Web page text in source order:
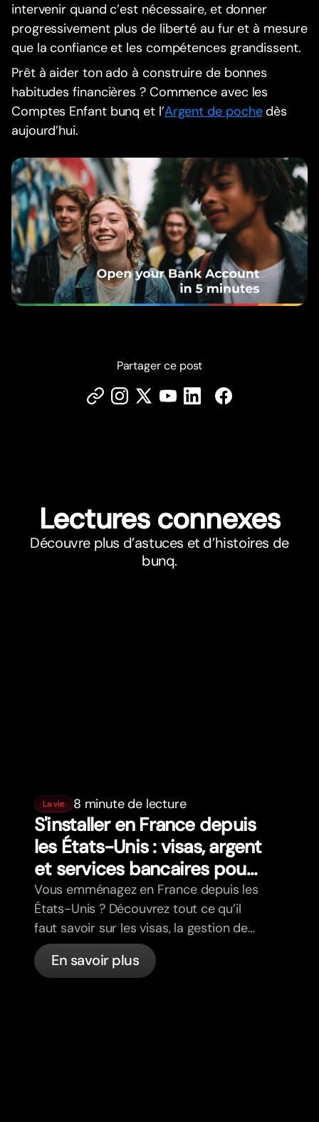
intervenir quand c’est nécessaire, et donner
progressivement plus de liberté au fur et à mesure
que la confiance et les compétences grandissent.
Prêt à aider ton ado à construire de bonnes
habitudes financières ? Commence avec les
Comptes Enfant bunq et l’Argent de pochedès
aujourd’hui.
Partager ce post
Lectures connexes
Découvre plus d’astuces et d’histoires de
bunq.
La vie 8 minute de lecture
S'installer en France depuis
les États-Unis : visas, argent
et services bancaires pour
les expatriés
Vous emménagez en France depuis les
États-Unis ? Découvrez tout ce qu’il
faut savoir sur les visas, la gestion de
votre budget, la santé, la fiscalité, le
code de la route et les services
En savoir plus